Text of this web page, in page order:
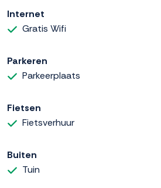
Internet
Gratis Wifi
Parkeren
Parkeerplaats
Fietsen
Fietsverhuur
Buiten
Tuin